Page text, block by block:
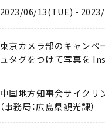
2023/06/13(TUE) -
東京カメラ部のキャンペ
ュタグをつけて写真を
中国地方知事会サイクリ
（事務局：広島県観光課）